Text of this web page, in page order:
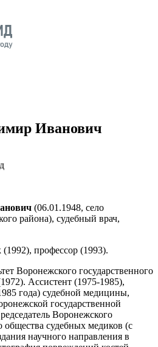
Иванович
(06.01.1948, село
района), судебный врач,
профессор (1993).
Воронежского государственного
Ассистент (1975-1985),
года) судебной медицины,
государственной
Воронежского
общества судебных медиков (с
научного направления в